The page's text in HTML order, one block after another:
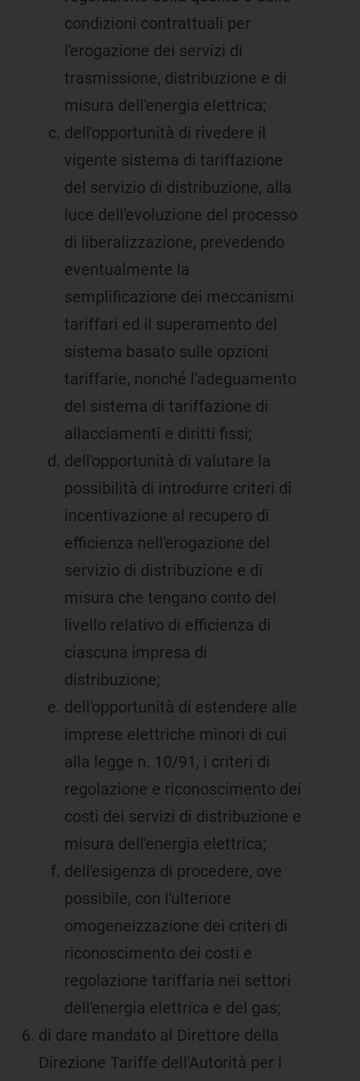
condizioni contrattuali per
l'erogazione dei servizi di
trasmissione, distribuzione e di
misura dell'energia elettrica;
dell'opportunità di rivedere il
vigente sistema di tariffazione
del servizio di distribuzione, alla
luce dell'evoluzione del processo
di liberalizzazione, prevedendo
eventualmente la
semplificazione dei meccanismi
tariffari ed il superamento del
sistema basato sulle opzioni
tariffarie, nonché l'adeguamento
del sistema di tariffazione di
allacciamenti e diritti fissi;
dell'opportunità di valutare la
possibilità di introdurre criteri di
incentivazione al recupero di
efficienza nell'erogazione del
servizio di distribuzione e di
misura che tengano conto del
livello relativo di efficienza di
ciascuna impresa di
distribuzione;
dell'opportunità di estendere alle
imprese elettriche minori di cui
alla legge n. 10/91, i criteri di
regolazione e riconoscimento dei
costi dei servizi di distribuzione e
misura dell'energia elettrica;
dell'esigenza di procedere, ove
possibile, con l'ulteriore
omogeneizzazione dei criteri di
riconoscimento dei costi e
regolazione tariffaria nei settori
dell'energia elettrica e del gas;
di dare mandato al Direttore della
Direzione Tariffe dell'Autorità per i